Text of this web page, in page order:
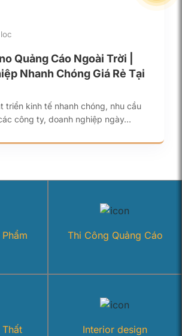
Quảng Cáo Ngoài Trời |
Nhanh Chóng Giá Rẻ Tại
triển kinh tế nhanh chóng, nhu cầu
công ty, doanh nghiệp ngày…
Thi Công Quảng Cáo
Interior design